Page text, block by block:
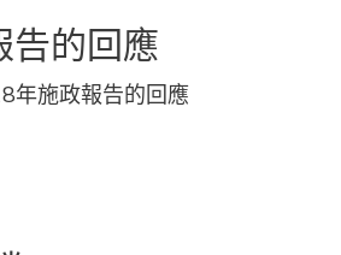
告的回應
年施政報告的回應